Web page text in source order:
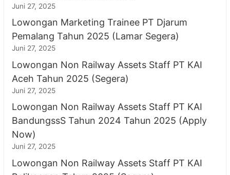
Juni 27, 2025
Lowongan Marketing Trainee PT Djarum
Pemalang Tahun 2025 (Lamar Segera)
Juni 27, 2025
Lowongan Non Railway Assets Staff PT KAI
Aceh Tahun 2025 (Segera)
Juni 27, 2025
Lowongan Non Railway Assets Staff PT KAI
BandungssS Tahun 2024 Tahun 2025 (Apply
Now)
Juni 27, 2025
Lowongan Non Railway Assets Staff PT KAI